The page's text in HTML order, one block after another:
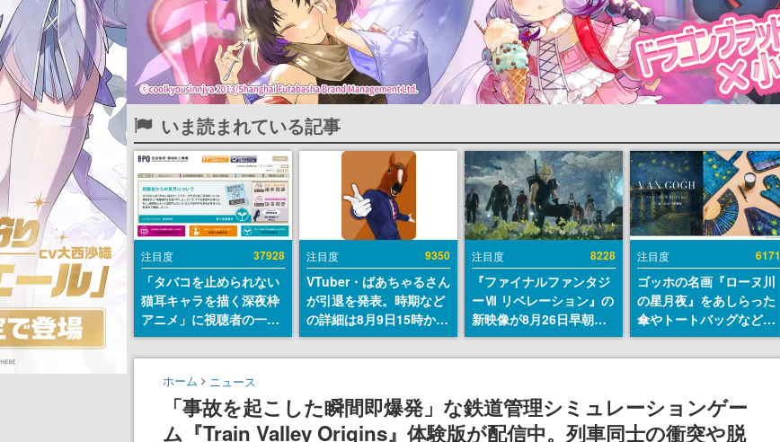
いま読まれている記事
注目度 37928
「タバコを止められない
猫耳キャラを描く深夜枠
アニメ」に視聴者の一部
から批判意見。違法薬物
の使用と思しき描写も含
めて、BPOが議論を交わ
注目度 9350
VTuber・ばあちゃるさん
が引退を発表。時期など
の詳細は8月9日15時から
の配信で説明
注目度 8228
『ファイナルファンタジ
ーⅦ リベレーション』の
新映像が8月26日早朝に
公開へ。『FF7』リメイ
クシリーズの完結編、
ニングナイトライブにて
ディレクターの浜口直樹
氏が登壇する予定
注目度 6171
ゴッホの名画『ローヌ川
の星月夜』をあしらった
傘やトートバッグなどが
登場。8月7日21時より2
日間限定で予約販売
ホーム ニュース
「事故を起こした瞬間即爆発」な鉄道管理シミュレーションゲー
ム『Train Valley Origins』体験版が配信中。列車同士の衝突や脱